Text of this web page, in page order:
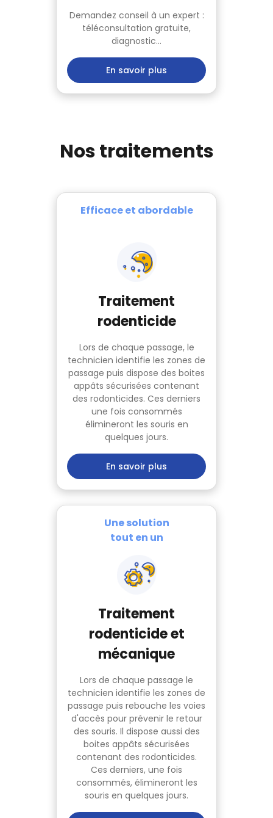
Demandez conseil à un expert :
téléconsultation gratuite,
diagnostic...
En savoir plus
Nos traitements
Efficace et abordable
Traitement
rodenticide
Lors de chaque passage, le
technicien identifie les zones de
passage puis dispose des boites
appâts sécurisées contenant
des rodonticides. Ces derniers
une fois consommés
élimineront les souris en
quelques jours.
En savoir plus
Une solution
tout en un
Traitement
rodenticide et
mécanique
Lors de chaque passage le
technicien identifie les zones de
passage puis rebouche les voies
d'accès pour prévenir le retour
des souris. Il dispose aussi des
boites appâts sécurisées
contenant des rodonticides.
Ces derniers, une fois
consommés, élimineront les
souris en quelques jours.